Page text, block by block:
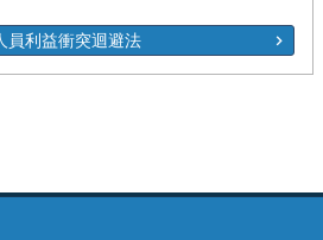
員利益衝突迴避法